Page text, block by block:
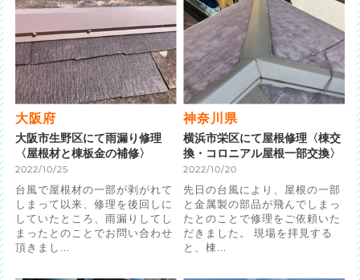
大阪府
大阪市生野区にて雨漏り修理
〈屋根材と棟板金の補修〉
2022/10/25
台風で屋根材の一部が剥がれて
しまって以来、修理を後回しに
していたところ、雨漏りしてし
まったとのことでお問い合わせ
頂きまし...
神奈川県
横浜市栄区にて屋根修理〈棟交
換・コロニアル屋根一部交換〉
2022/10/20
先日の台風により、屋根の一部
と金属製の部品が飛んでしまっ
たとのことで修理をご依頼いた
だきました。 現場を拝見する
と、棟...